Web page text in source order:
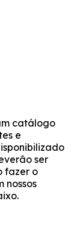
catálogo
e
ser
fazer o
nossos